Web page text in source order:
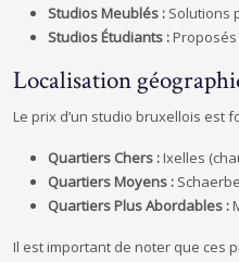
Studios Meublés : Solutions
Studios Étudiants :
Localisation
Le prix d’un studio bruxellois est
Quartiers Chers :Ixelles
Quartiers Moyens :
Quartiers Plus Abordables :
Il est important de noter que ces